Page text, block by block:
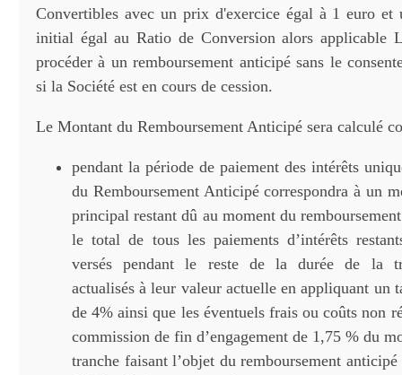
Convertibles avec un prix d'exercice égal à 1 euro et
initial égal au Ratio de Conversion alors applicable
procéder à un remboursement anticipé sans le
si la Société est en cours de cession.
Le Montant du Remboursement Anticipé sera calculé
pendant la période de paiement des intérêts
du Remboursement Anticipé correspondra à un
principal restant dû au moment du
le total de tous les paiements d’intérêts
versés pendant le reste de la durée de la
actualisés à leur valeur actuelle en appliquant un
de 4% ainsi que les éventuels frais ou coûts non
commission de fin d’engagement de 1,75 % du
tranche faisant l’objet du remboursement